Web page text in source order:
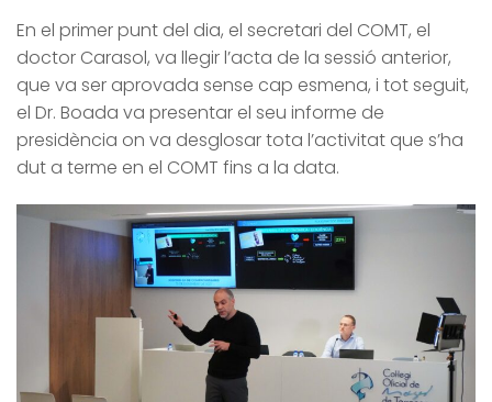
En el primer punt del dia, el secretari del COMT, el
doctor Carasol, va llegir l’acta de la sessió anterior,
que va ser aprovada sense cap esmena, i tot seguit,
el Dr. Boada va presentar el seu informe de
presidència on va desglosar tota l’activitat que s’ha
dut a terme en el COMT fins a la data.